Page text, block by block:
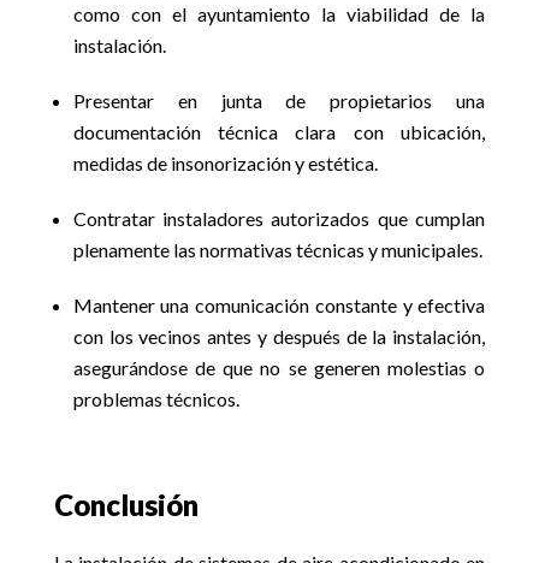
como con el ayuntamiento la viabilidad de la
instalación.
Presentar en junta de propietarios una
documentación técnica clara con ubicación,
medidas de insonorización y estética.
Contratar instaladores autorizados que cumplan
plenamente las normativas técnicas y municipales.
Mantener una comunicación constante y efectiva
con los vecinos antes y después de la instalación,
asegurándose de que no se generen molestias o
problemas técnicos.
Conclusión